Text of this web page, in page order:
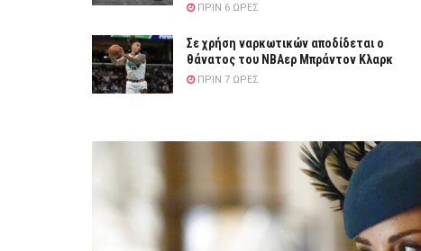
ΠΡΙΝ 6 ΏΡΕΣ
Σε χρήση ναρκωτικών αποδίδεται ο
θάνατος του ΝΒΑερ Μπράντον Κλαρκ
ΠΡΙΝ 7 ΏΡΕΣ